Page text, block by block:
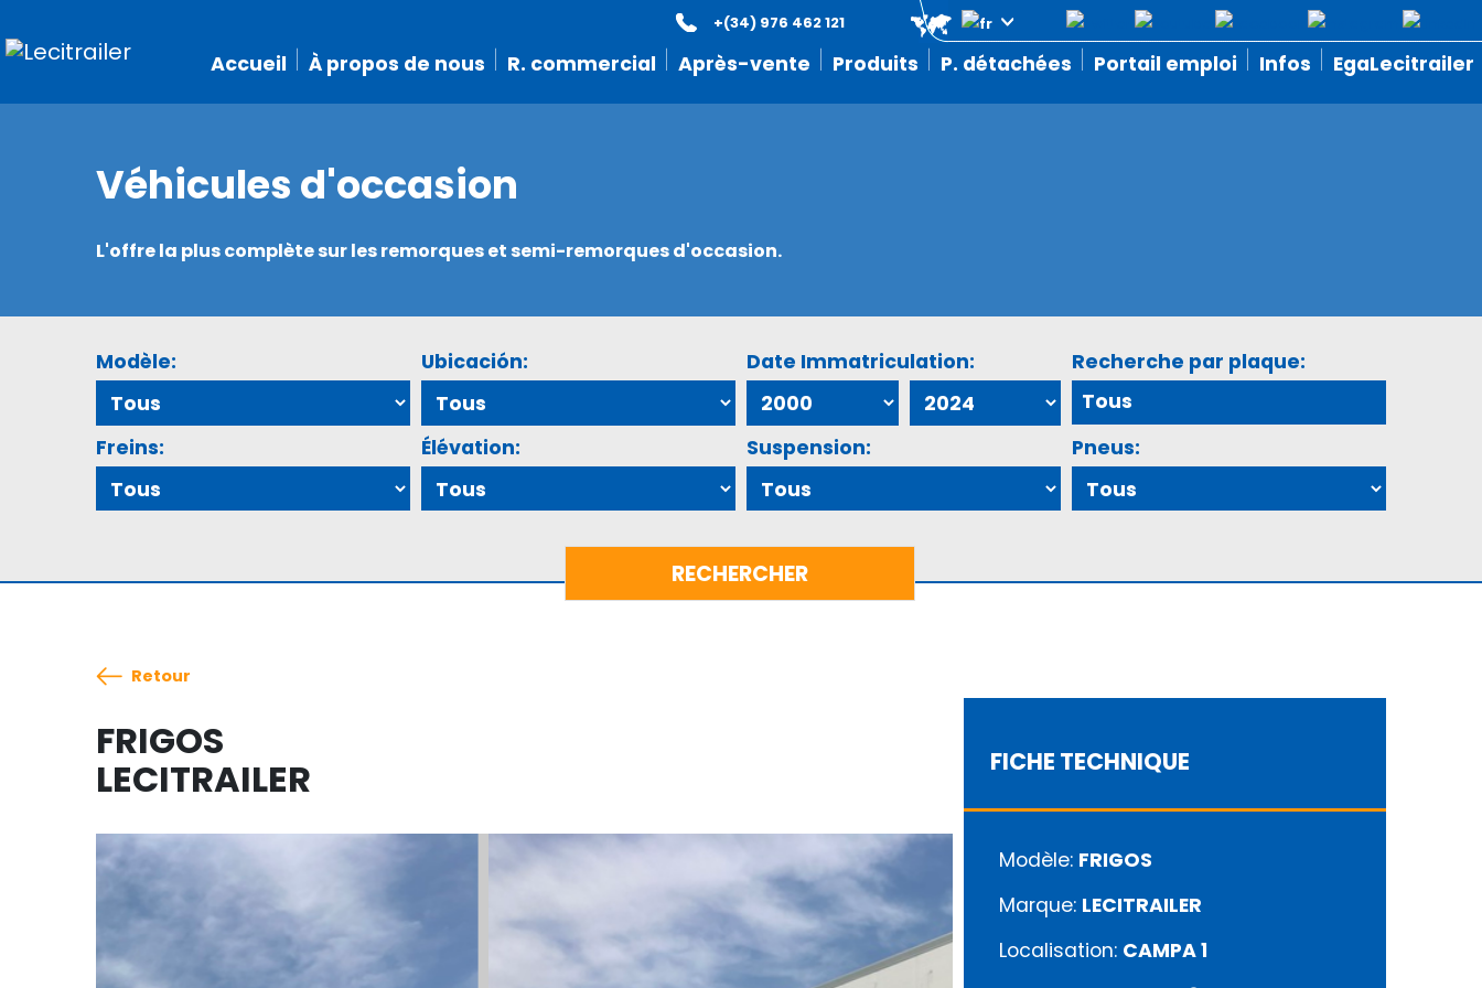
Accueil À propos de nous R. commercial Après-vente Produits P. détachées Portail emploi Infos EgaLecitrailer
+(34) 976 462 121
Véhicules d'occasion
L'offre la plus complète sur les remorques et semi-remorques d'occasion.
Modèle: Ubicación: Date Immatriculation: Recherche par plaque:
Freins: Élévation: Suspension: Pneus:
Retour
FRIGOS
LECITRAILER FICHE TECHNIQUE
Modèle: FRIGOS
Marque: LECITRAILER
Localisation: CAMPA 1